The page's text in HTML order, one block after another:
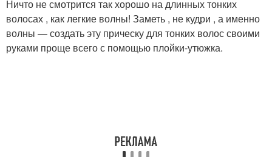
Ничто не смотрится так хорошо на длинных тонких
волосах , как легкие волны! Заметь , не кудри , а именно
волны — создать эту прическу для тонких волос своими
руками проще всего с помощью плойки-утюжка.